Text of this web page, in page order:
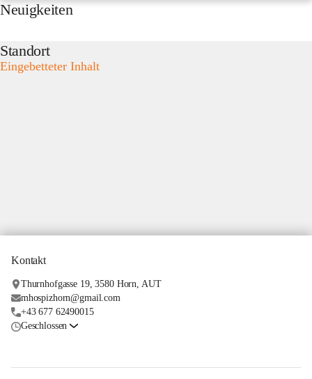
Neuigkeiten
Standort
Eingebetteter Inhalt
Kontakt
Thurnhofgasse 19, 3580 Horn, AUT
mhospizhorn@gmail.com
+43 677 62490015
Geschlossen